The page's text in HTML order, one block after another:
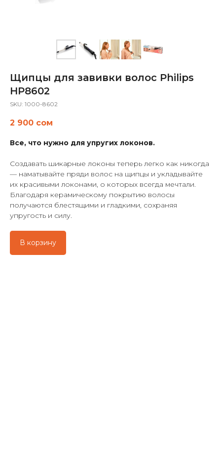
Щипцы для завивки волос Philips
HP8602
SKU: 1000-8602
2 900 сом
Все, что нужно для упругих локонов.
Создавать шикарные локоны теперь легко как никогда
— наматывайте пряди волос на щипцы и укладывайте
их красивыми локонами, о которых всегда мечтали.
Благодаря керамическому покрытию волосы
получаются блестящими и гладкими, сохраняя
упругость и силу.
В корзину